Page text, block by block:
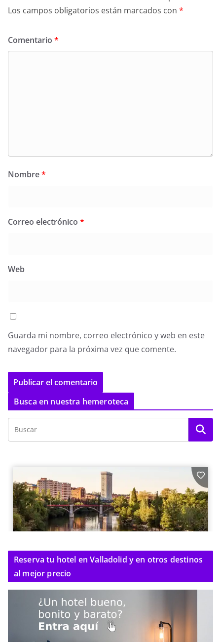
Los campos obligatorios están marcados con *
Comentario *
Nombre*
Correo electrónico *
Web
Guarda mi nombre, correo electrónico y web en este
navegador para la próxima vez que comente.
Busca en nuestra hemeroteca
Reserva tu hotel en Valladolid y en otros destinos
al mejor precio